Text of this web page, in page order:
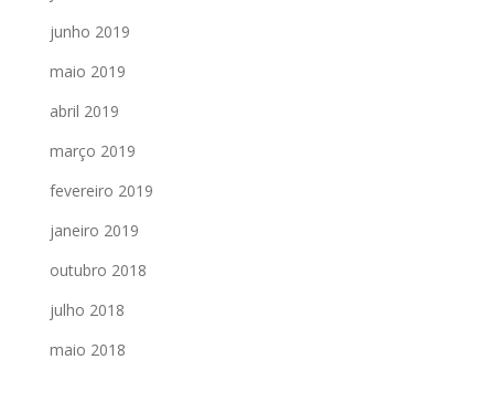
junho 2019
maio 2019
abril 2019
março 2019
fevereiro 2019
janeiro 2019
outubro 2018
julho 2018
maio 2018